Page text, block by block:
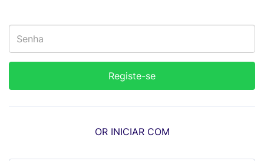
OR INICIAR COM